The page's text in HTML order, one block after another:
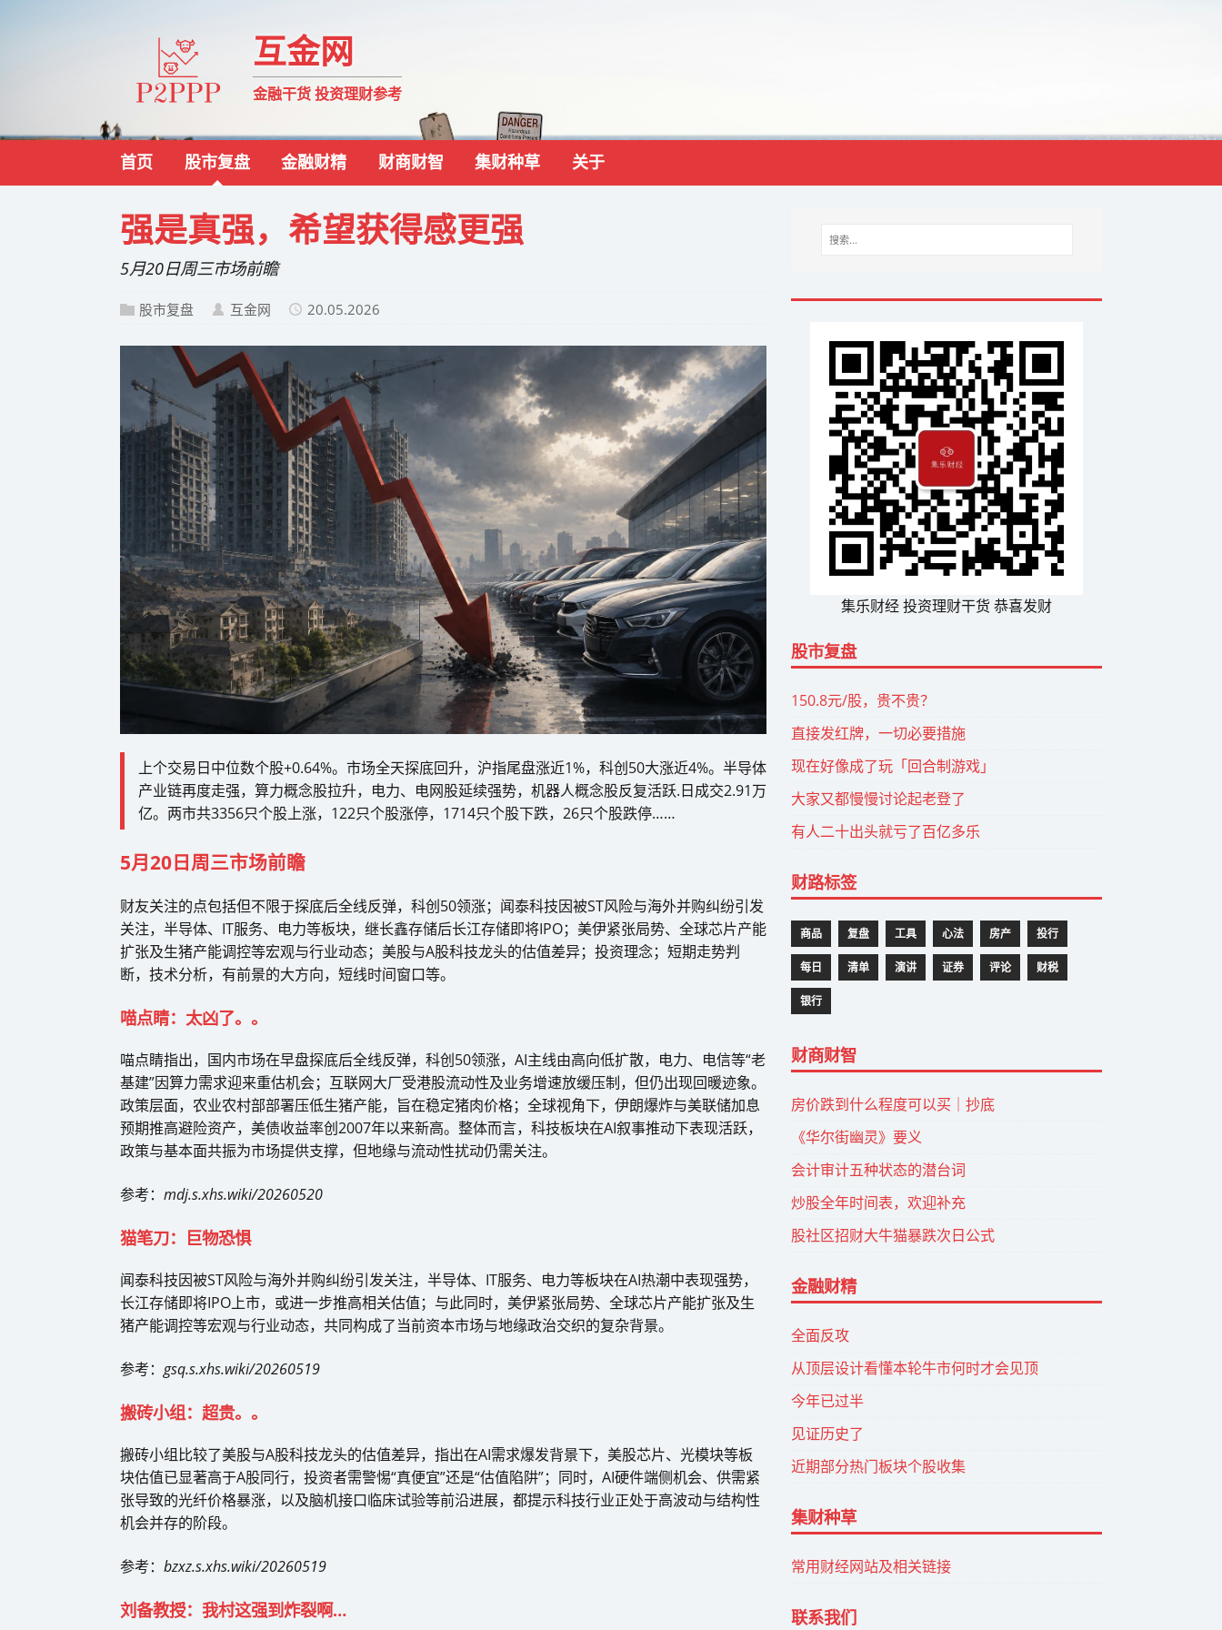
互金网
金融干货 投资理财参考
首页 股市复盘 金融财精 财商财智 集财种草 关于
强是真强，希望获得感更强
5月20日周三市场前瞻
股市复盘 互金网 20.05.2026
上个交易日中位数个股+0.64%。市场全天探底回升，沪指尾盘涨近1%，科创50大涨近4%。半导体
产业链再度走强，算力概念股拉升，电力、电网股延续强势，机器人概念股反复活跃.日成交2.91万
亿。两市共3356只个股上涨，122只个股涨停，1714只个股下跌，26只个股跌停……
5月20日周三市场前瞻
财友关注的点包括但不限于探底后全线反弹，科创50领涨；闻泰科技因被ST风险与海外并购纠纷引发
关注，半导体、IT服务、电力等板块，继长鑫存储后长江存储即将IPO；美伊紧张局势、全球芯片产能
扩张及生猪产能调控等宏观与行业动态；美股与A股科技龙头的估值差异；投资理念；短期走势判
断，技术分析，有前景的大方向，短线时间窗口等。
喵点睛：太凶了。。
喵点睛指出，国内市场在早盘探底后全线反弹，科创50领涨，AI主线由高向低扩散，电力、电信等“老
基建”因算力需求迎来重估机会；互联网大厂受港股流动性及业务增速放缓压制，但仍出现回暖迹象。
政策层面，农业农村部部署压低生猪产能，旨在稳定猪肉价格；全球视角下，伊朗爆炸与美联储加息
预期推高避险资产，美债收益率创2007年以来新高。整体而言，科技板块在AI叙事推动下表现活跃，
政策与基本面共振为市场提供支撑，但地缘与流动性扰动仍需关注。
参考： mdj.s.xhs.wiki/20260520
猫笔刀：巨物恐惧
闻泰科技因被ST风险与海外并购纠纷引发关注，半导体、IT服务、电力等板块在AI热潮中表现强势，
长江存储即将IPO上市，或进一步推高相关估值；与此同时，美伊紧张局势、全球芯片产能扩张及生
猪产能调控等宏观与行业动态，共同构成了当前资本市场与地缘政治交织的复杂背景。
参考： gsq.s.xhs.wiki/20260519
搬砖小组：超贵。。
搬砖小组比较了美股与A股科技龙头的估值差异，指出在AI需求爆发背景下，美股芯片、光模块等板
块估值已显著高于A股同行，投资者需警惕“真便宜”还是“估值陷阱”；同时，AI硬件端侧机会、供需紧
张导致的光纤价格暴涨，以及脑机接口临床试验等前沿进展，都提示科技行业正处于高波动与结构性
机会并存的阶段。
参考： bzxz.s.xhs.wiki/20260519
刘备教授：我村这强到炸裂啊…
集乐财经 投资理财干货 恭喜发财
股市复盘
150.8元/股，贵不贵？
直接发红牌，一切必要措施
现在好像成了玩「回合制游戏」
大家又都慢慢讨论起老登了
有人二十出头就亏了百亿多乐
财路标签
商品 复盘 工具 心法 房产 投行
每日 清单 演讲 证券 评论 财税
银行
财商财智
房价跌到什么程度可以买｜抄底
《华尔街幽灵》要义
会计审计五种状态的潜台词
炒股全年时间表，欢迎补充
股社区招财大牛猫暴跌次日公式
金融财精
全面反攻
从顶层设计看懂本轮牛市何时才会见顶
今年已过半
见证历史了
近期部分热门板块个股收集
集财种草
常用财经网站及相关链接
联系我们